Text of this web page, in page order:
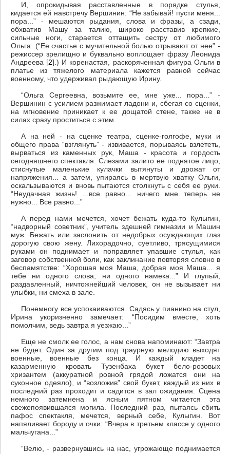
И, опрокидывая расставленные в порядке стулья,
кидается ей навстречу Вершинин: “Не забывай! пусти меня...
пора...” - мешаются рыдания, слова и фразы, а сзади,
обхватив Машу за талию, широко расставив крепкие,
сильные ноги, старается оттащить сестру от любимого
Ольга. (“Ее счастье с мучительной болью отрывают от нее” -
режиссер зрелищно и буквально воплощает фразу Леонида
Андреева [2].) И коренастая, раскоряченная фигура Ольги в
платье из тяжелого материала кажется равной сейчас
военному, что удерживал рыдающую Ирину.
“Ольга Сергеевна, возьмите ее, мне уже... пора...” -
Вершинин с усилием разжимает ладони и, сбегая со сценки,
на мгновение приникает к ее дощатой стене, также не в
силах сразу проститься с этим.
А на ней - на сценке театра, сценке-голгофе, муки и
общего права “взглянуть” - извивается, порываясь взлететь,
вырваться из каменных рук, Маша - красота и гордость
сегодняшнего спектакля. Слезами залито ее поднятое лицо,
стиснутые маленькие кулачки вытянуты и дрожат от
напряжения... а затем, упираясь в мертвую хватку Ольги,
оскальзываются и вновь пытаются столкнуть с себя ее руки.
“Неудачная жизнь! ...все равно... ничего мне теперь не
нужно... Все равно...”
А перед нами мечется, хочет бежать куда-то Кулыгин,
“надворный советник”, учитель здешней гимназии и Машин
муж. Бежать или заслонить от недобрых осуждающих глаз
дорогую свою жену. Лихорадочно, суетливо, трясущимися
руками он поднимает и поправляет упавшие стулья, как
заговор собственной боли, как заклинание повторяя словно в
беспамятстве: “Хорошая моя Маша, добрая моя Маша... я
тебе ни одного слова, ни одного намека...” И глупый,
раздавленный, ничтожнейший человек, он не вызывает ни
улыбки, ни смеха в зале.
Понемногу все успокаиваются. Садясь у пианино на стул,
Ирина укоризненно замечает: “Посидим вместе, хоть
помолчим, ведь завтра я уезжаю...”
Еще не смолк ее голос, а нам снова напоминают: “Завтра
не будет. Один за другим под траурную мелодию выходят
военные, военные без конца. И каждый кладет на
казарменную кровать Тузенбаха букет бело-розовых
хризантем (аккуратной ровной грядой ложатся они на
суконное одеяло), и “возложив” свой букет, каждый из них в
последний раз проходит и садится в зал ожидания. Сцена
немного затемнена и ясным пятном читается эта
свежепоявившаяся могила. Последний раз, пытаясь сбить
пафос спектакля, мечется, верный себе, Кулыгин. Вот
напяливает бороду и очки: “Вчера в третьем классе у одного
мальчугана...”
“Велю, - развернувшись на нас, угрожающе поднимается